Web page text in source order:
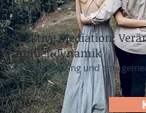
Proaktive Mediation:
Familiendynamik
Mehr Verbindung und eine